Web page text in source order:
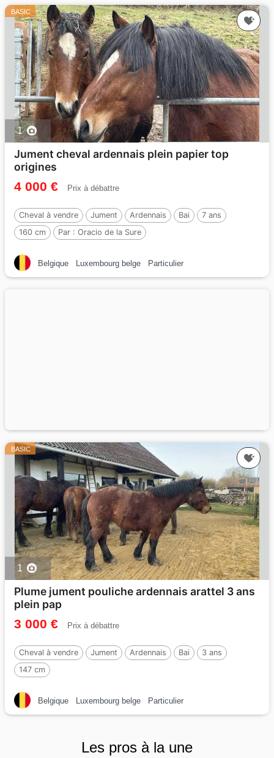
BASIC
1
Jument cheval ardennais plein papier top
origines
4 000 € Prix à débattre
Cheval à vendre Jument Ardennais Bai
7 ans
160 cm
Par : Oracio de la Sure
Belgique Luxembourg belge Particulier
BASIC
1
Plume jument pouliche ardennais arattel 3 ans
plein pap
3 000 € Prix à débattre
Cheval à vendre Jument Ardennais Bai
3 ans
147 cm
Belgique Luxembourg belge Particulier
Les pros à la une